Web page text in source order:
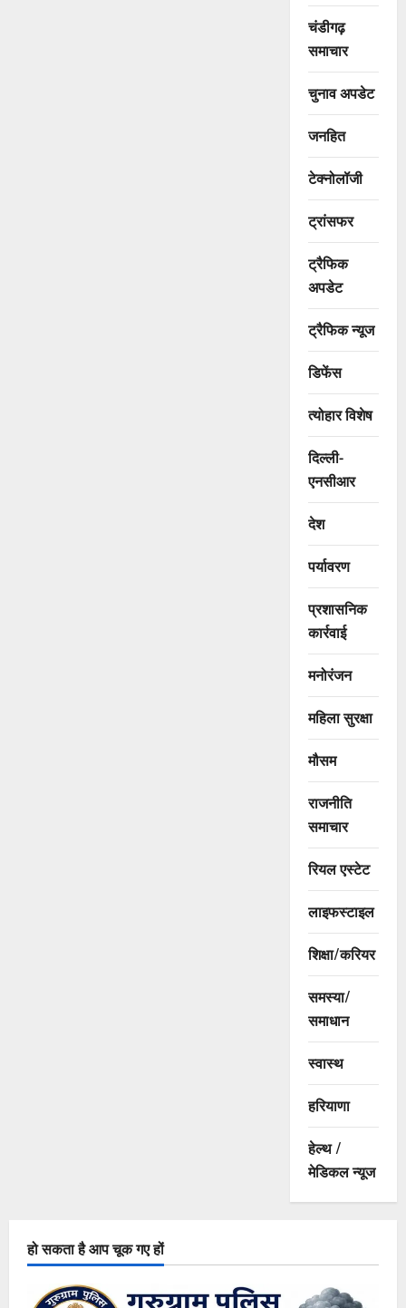
चंडीगढ़
समाचार
चुनाव अपडेट
जनहित
टेक्नोलॉजी
ट्रांसफर
ट्रैफिक
अपडेट
ट्रैफिक न्यूज
डिफेंस
त्योहार विशेष
दिल्ली-
एनसीआर
देश
पर्यावरण
प्रशासनिक
कार्रवाई
मनोरंजन
महिला सुरक्षा
मौसम
राजनीति
समाचार
रियल एस्टेट
लाइफस्टाइल
शिक्षा/करियर
समस्या/
समाधान
स्वास्थ
हरियाणा
हेल्थ /
मेडिकल न्यूज
हो सकता है आप चूक गए हों